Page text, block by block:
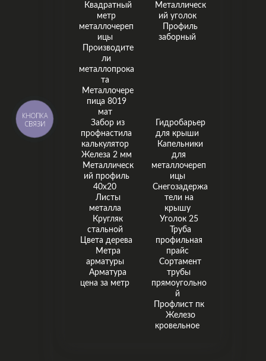
Квадратный
метр
металлочереп
ицы
Производите
ли
металлопрока
та
Металлочере
пица 8019
мат
Металлическ
ий уголок
Профиль
заборный
Забор из
профнастила
калькулятор
Железа 2 мм
Металлическ
ий профиль
40х20
Листы
металла
Кругляк
стальной
Цвета дерева
Метра
арматуры
Арматура
цена за метр
Гидробарьер
для крыши
Капельники
для
металлочереп
ицы
Снегозадержа
тели на
крышу
Уголок 25
Труба
профильная
прайс
Сортамент
трубы
прямоугольно
й
Профлист пк
Железо
кровельное
КНОПКА
СВЯЗИ